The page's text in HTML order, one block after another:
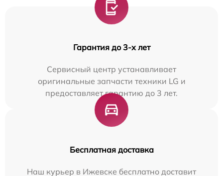
Гарантия до 3-х лет
Сервисный центр устанавливает
оригинальные запчасти техники LG и
предоставляет гарантию до 3 лет.
Бесплатная доставка
Наш курьер в Ижевске бесплатно доставит